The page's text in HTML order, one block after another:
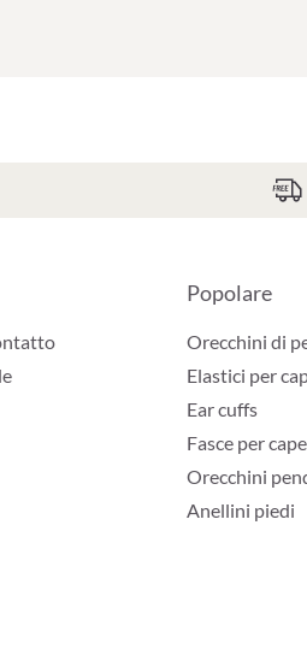
Popolare
Orecchini di
Elastici per
Ear cuffs
Fasce per
Orecchini
Anellini piedi